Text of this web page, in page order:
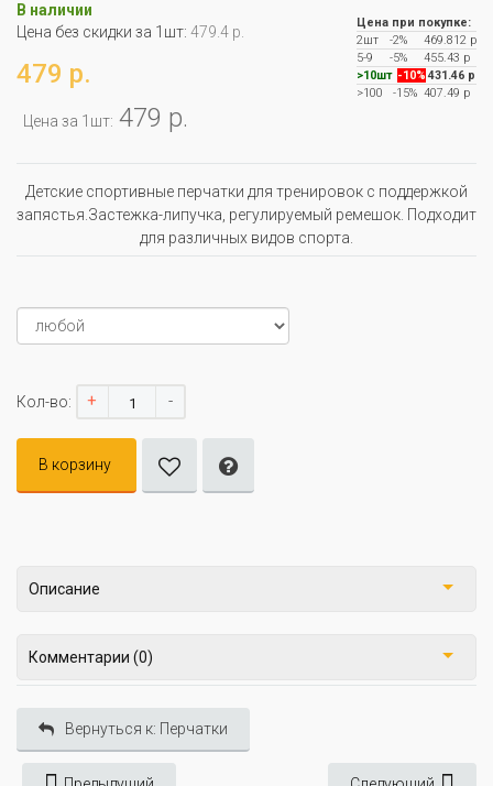
В наличии
Цена без скидки за 1шт: 479.4 р.
479 р.
Цена за 1шт: 479 р.
Цена при покупке:
2шт
-2%
469.812 р
5-9
-5%
455.43 р
>10шт -10% 431.46 р
>100
-15% 407.49 р
Детские спортивные перчатки для тренировок с поддержкой
запястья.Застежка-липучка, регулируемый ремешок. Подходит
для различных видов спорта.
Кол-во: + -
В корзину
Описание
Комментарии (0)
Вернуться к: Перчатки